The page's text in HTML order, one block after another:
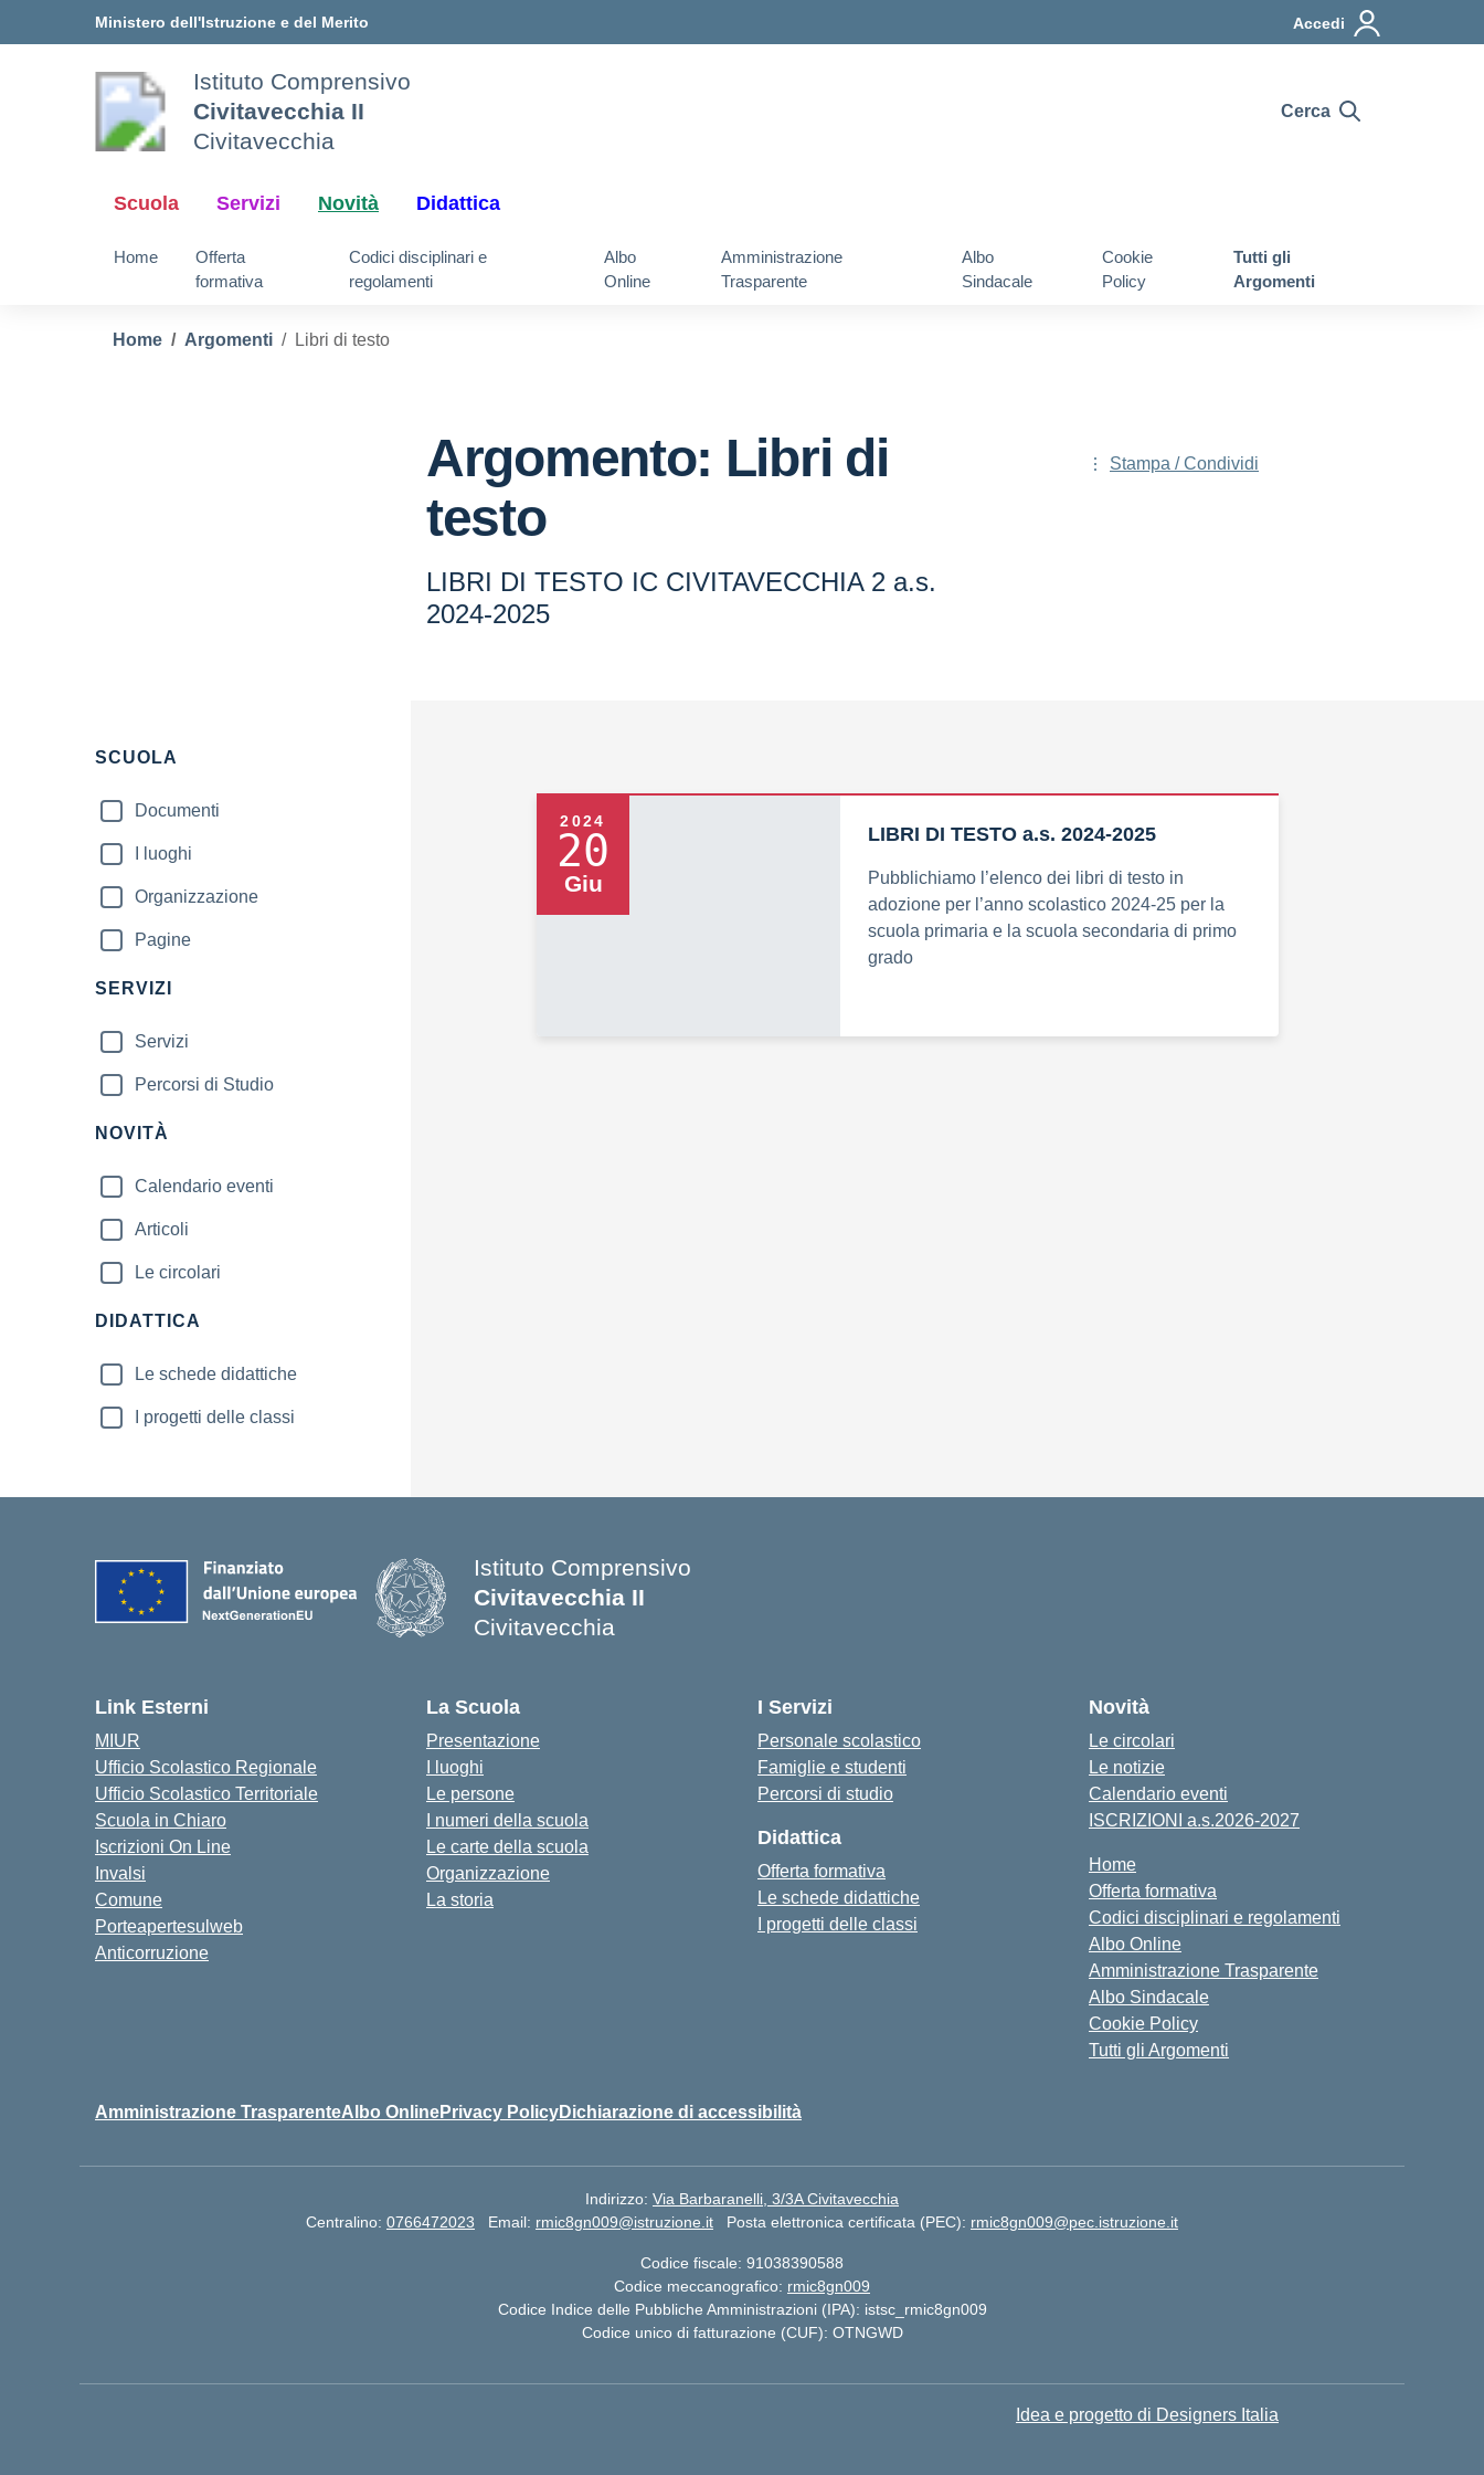
Ministero dell'Istruzione e del Merito Accedi
Istituto Comprensivo
Civitavecchia II
Civitavecchia
Cerca
Scuola Servizi Novità Didattica
Home
Offerta
formativa
Codici disciplinari e
regolamenti
Albo
Online
Amministrazione
Trasparente
Albo
Sindacale
Cookie
Policy
Tutti gli
Argomenti
Home Argomenti Libri di testo
Argomento: Libri di
testo
LIBRI DI TESTO IC CIVITAVECCHIA 2 a.s.
2024-2025
Stampa / Condividi
SCUOLA
Documenti
I luoghi
Organizzazione
Pagine
SERVIZI
Servizi
Percorsi di Studio
NOVITÀ
Calendario eventi
Articoli
Le circolari
DIDATTICA
Le schede didattiche
I progetti delle classi
2024
20
Giu
LIBRI DI TESTO a.s. 2024-2025
Pubblichiamo l’elenco dei libri di testo in
adozione per l’anno scolastico 2024-25 per la
scuola primaria e la scuola secondaria di primo
grado
Istituto Comprensivo
Civitavecchia II
Civitavecchia
Link Esterni
MIUR
Ufficio Scolastico Regionale
Ufficio Scolastico Territoriale
Scuola in Chiaro
Iscrizioni On Line
Invalsi
Comune
Porteapertesulweb
Anticorruzione
La Scuola
Presentazione
I luoghi
Le persone
I numeri della scuola
Le carte della scuola
Organizzazione
La storia
I Servizi
Personale scolastico
Famiglie e studenti
Percorsi di studio
Didattica
Offerta formativa
Le schede didattiche
I progetti delle classi
Novità
Le circolari
Le notizie
Calendario eventi
ISCRIZIONI a.s.2026-2027
Home
Offerta formativa
Codici disciplinari e regolamenti
Albo Online
Amministrazione Trasparente
Albo Sindacale
Cookie Policy
Tutti gli Argomenti
Amministrazione TrasparenteAlbo OnlinePrivacy PolicyDichiarazione di accessibilità
Indirizzo: Via Barbaranelli, 3/3A Civitavecchia
Centralino: 0766472023 Email: rmic8gn009@istruzione.it Posta elettronica certificata (PEC): rmic8gn009@pec.istruzione.it
Codice fiscale: 91038390588
Codice meccanografico: rmic8gn009
Codice Indice delle Pubbliche Amministrazioni (IPA): istsc_rmic8gn009
Codice unico di fatturazione (CUF): OTNGWD
Idea e progetto di Designers Italia